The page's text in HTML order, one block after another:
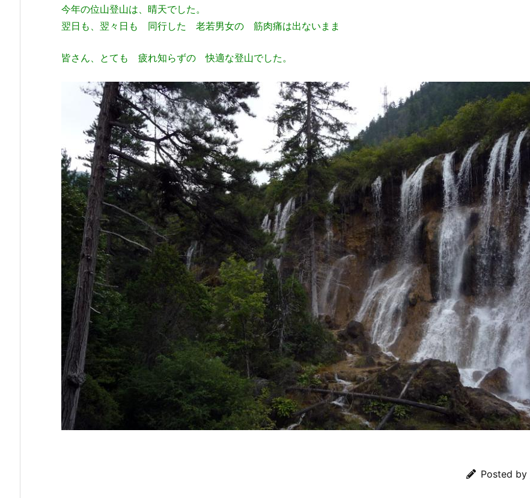
今年の位山登山は、晴天でした。
翌日も、翌々日も 同行した 老若男女の 筋肉痛は出ないまま
皆さん、とても 疲れ知らずの 快適な登山でした。
Posted by